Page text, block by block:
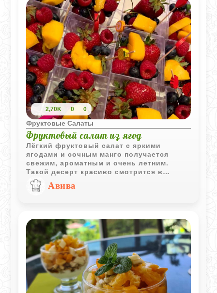
2,70K 0 0
Фруктовые Салаты
Фруктовый салат из ягод
Лёгкий фруктовый салат с яркими
ягодами и сочным манго получается
свежим, ароматным и очень летним.
Такой десерт красиво смотрится в
прозрачных стаканчиках и подходит как
для праздничного стола, так и для
Авива